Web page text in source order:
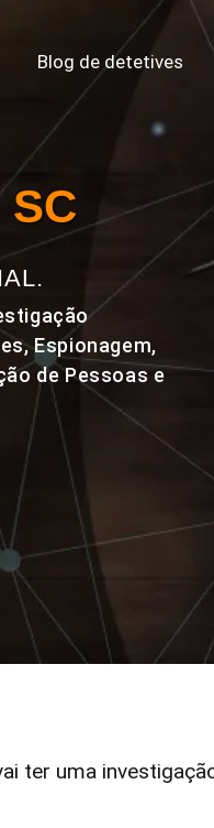
Blog de detetives
Espionagem,
de Pessoas e
ter uma